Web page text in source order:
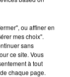
inter-
Aubry
ou affiner en
mes choix".
sans
ce site. Vous
à tout
chaque page.